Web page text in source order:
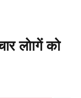
लाेागें को